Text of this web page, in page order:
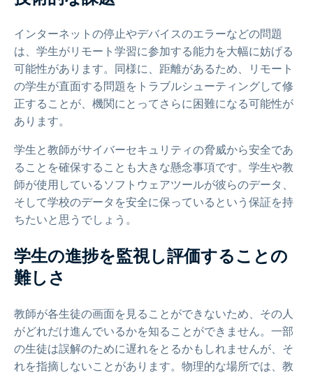
インターネットの停止やデバイスのエラーなどの問題
は、学生がリモート学習に参加する能力を大幅に妨げる
可能性があります。同様に、距離があるため、リモート
の学生が直面する問題をトラブルシューティングして修
正することが、機関にとってさらに困難になる可能性が
あります。
学生と教師がサイバーセキュリティの脅威から安全であ
ることを確保することも大きな懸念事項です。学生や教
師が使用しているソフトウェアツールが彼らのデータ、
そして学校のデータを安全に保っているという保証を持
ちたいと思うでしょう。
学生の進捗を監視し評価することの
難しさ
教師が各生徒の画面を見ることができないため、その人
がどれだけ進んでいるかを知ることができません。一部
の生徒は誤解のために遅れをとるかもしれませんが、そ
れを指摘しないことがあります。物理的な場所では、教